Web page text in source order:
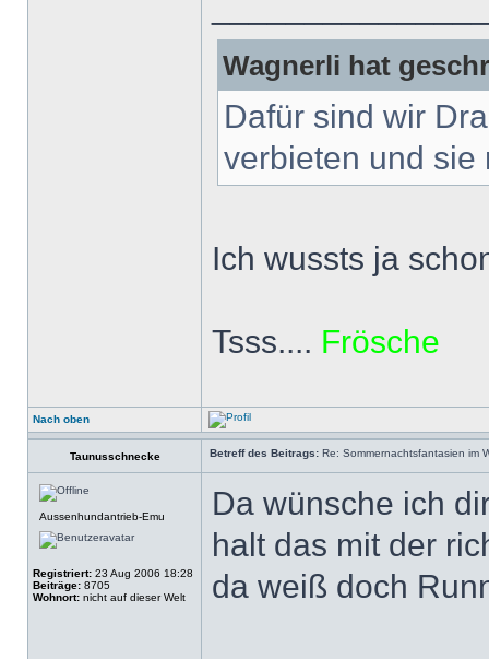
Wagnerli hat
Dafür sind wir
verbieten und sie
Ich wussts ja
Tsss.... Frösche
Nach oben
Taunusschnecke Betreff des Beitrags: Re: Sommernachtsfantasien im
Aussenhundantrieb-Emu
Registriert: 23 Aug 2006 18:28
Beiträge: 8705
Wohnort: nicht auf dieser Welt
Da wünsche ich
halt das mit der
da weiß doch